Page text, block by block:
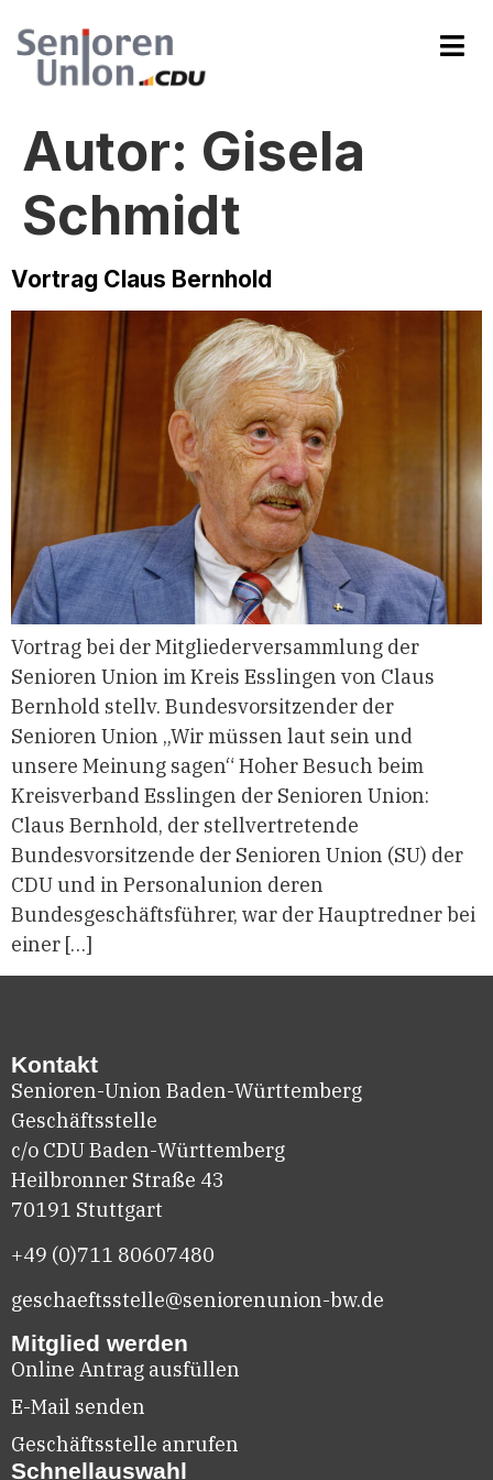
Autor: Gisela
Schmidt
Vortrag Claus Bernhold
Vortrag bei der Mitgliederversammlung der
Senioren Union im Kreis Esslingen von Claus
Bernhold stellv. Bundesvorsitzender der
Senioren Union „Wir müssen laut sein und
unsere Meinung sagen“ Hoher Besuch beim
Kreisverband Esslingen der Senioren Union:
Claus Bernhold, der stellvertretende
Bundesvorsitzende der Senioren Union (SU) der
CDU und in Personalunion deren
Bundesgeschäftsführer, war der Hauptredner bei
einer […]
Kontakt
Senioren-Union Baden-Württemberg
Geschäftsstelle
c/o CDU Baden-Württemberg
Heilbronner Straße 43
70191 Stuttgart
+49 (0)711 80607480
geschaeftsstelle@seniorenunion-bw.de
Mitglied werden
Online Antrag ausfüllen
E-Mail senden
Geschäftsstelle anrufen
Schnellauswahl